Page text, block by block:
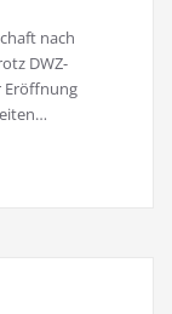
nach
DWZ-
Eröffnung